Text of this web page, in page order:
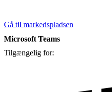
Gå til markedspladsen
Microsoft Teams
Tilgængelig for: